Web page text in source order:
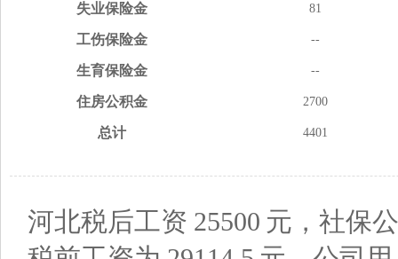
失业保险金 81
工伤保险金 --
生育保险金 --
住房公积金 2700
总计 4401
河北税后工资 25500 元，社保